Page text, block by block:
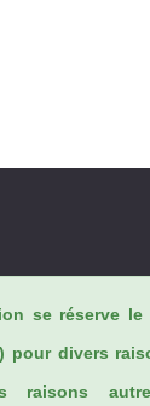
se réserve
pour divers
raisons